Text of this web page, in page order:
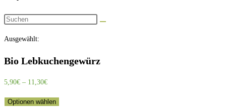
umschalten
Diese
durchsuchen
Ausgewählt:
Bio Lebkuchengewürz
5,90€ – 11,30€Preisspanne:
bis
Optionen wählen